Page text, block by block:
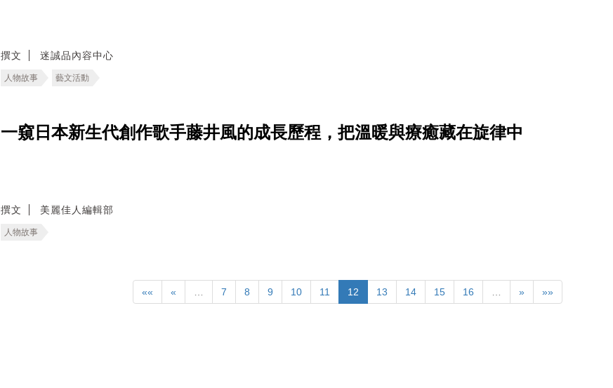
撰文 迷誠品內容中心
人物故事 藝文活動
一窺日本新生代創作歌手藤井風的成長歷程，把溫暖與療癒藏在旋律中
撰文 美麗佳人編輯部
人物故事
«« « … 7 8 9 10 11 12 13 14 15 16 … » »»